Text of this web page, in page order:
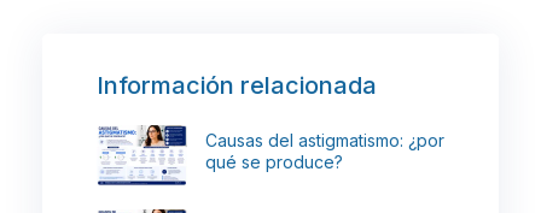
Información relacionada
Causas del astigmatismo: ¿por
qué se produce?